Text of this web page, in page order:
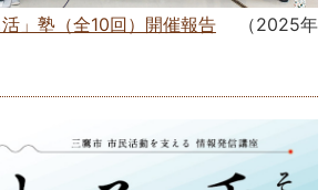
」塾（全10回）開催報告 （2025年